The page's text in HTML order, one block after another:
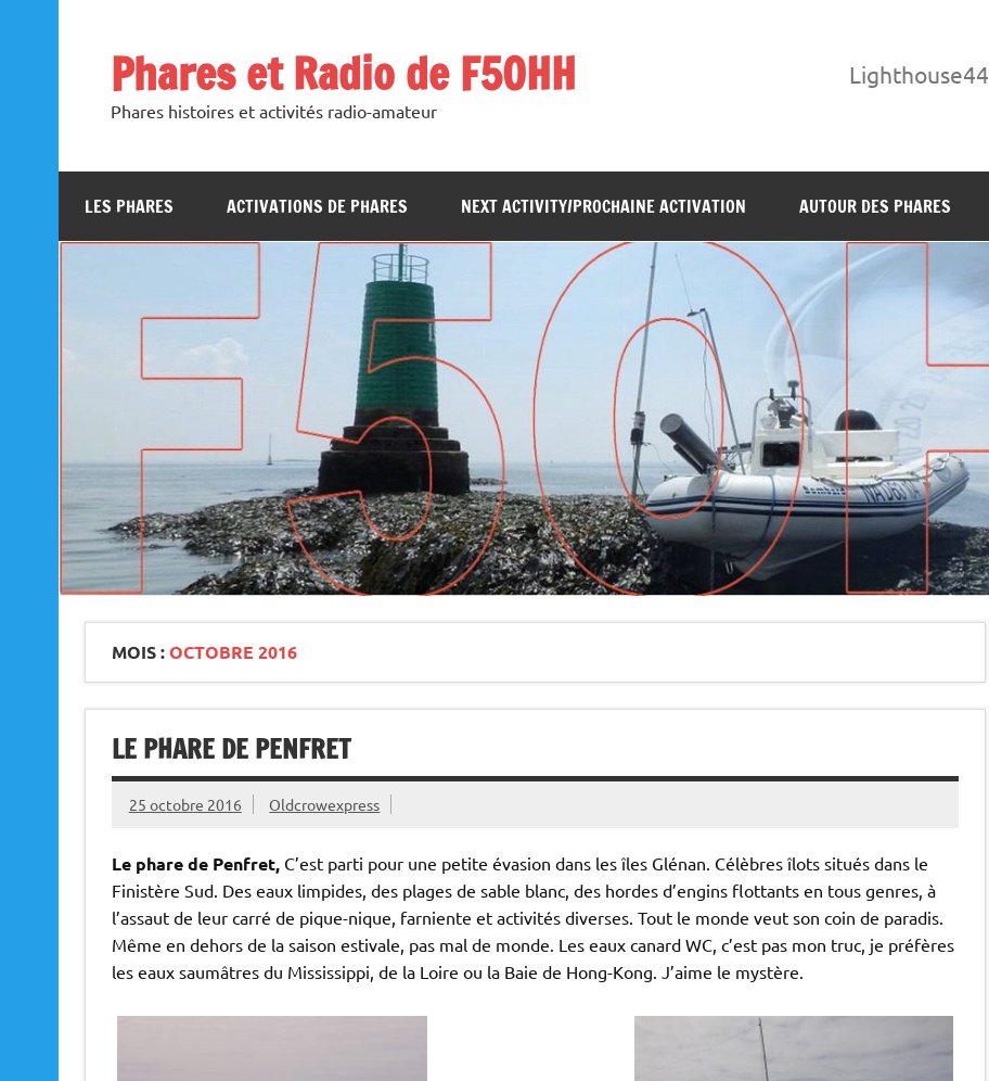
Phares et Radio de F5OHH
Phares histoires et activités radio-amateur
Lighthouse44
LES PHARES ACTIVATIONS DE PHARES NEXT ACTIVITY/PROCHAINE ACTIVATION AUTOUR DES PHARES
MOIS :OCTOBRE 2016
LE PHARE DE PENFRET
25 octobre 2016 Oldcrowexpress
Le phare de Penfret,C’est parti pour une petite évasion dans les îles Glénan. Célèbres îlots situés dans le
Finistère Sud. Des eaux limpides, des plages de sable blanc, des hordes d’engins flottants en tous genres, à
l’assaut de leur carré de pique-nique, farniente et activités diverses. Tout le monde veut son coin de paradis.
Même en dehors de la saison estivale, pas mal de monde. Les eaux canard WC, c’est pas mon truc, je préfères
les eaux saumâtres du Mississippi, de la Loire ou la Baie de Hong-Kong. J’aime le mystère.